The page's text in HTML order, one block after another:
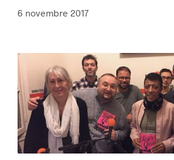
6 novembre 2017